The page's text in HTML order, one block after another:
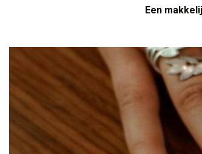
Een